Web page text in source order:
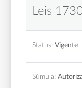
Leis
Status: Vigente
Súmula: